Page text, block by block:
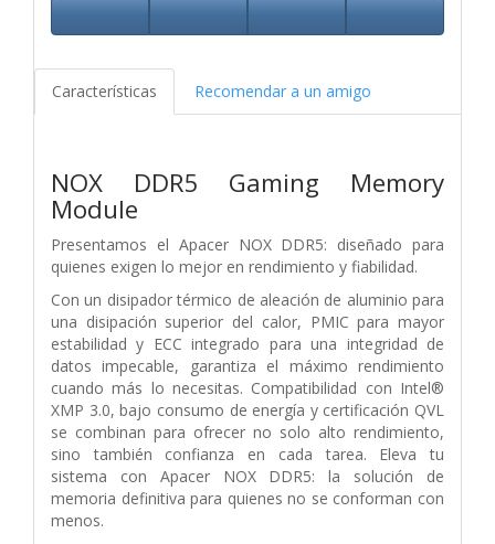
Características Recomendar a un amigo
NOX DDR5 Gaming Memory
Module
Presentamos el Apacer NOX DDR5: diseñado para
quienes exigen lo mejor en rendimiento y fiabilidad.
Con un disipador térmico de aleación de aluminio para
una disipación superior del calor, PMIC para mayor
estabilidad y ECC integrado para una integridad de
datos impecable, garantiza el máximo rendimiento
cuando más lo necesitas. Compatibilidad con Intel®
XMP 3.0, bajo consumo de energía y certificación QVL
se combinan para ofrecer no solo alto rendimiento,
sino también confianza en cada tarea. Eleva tu
sistema con Apacer NOX DDR5: la solución de
memoria definitiva para quienes no se conforman con
menos.